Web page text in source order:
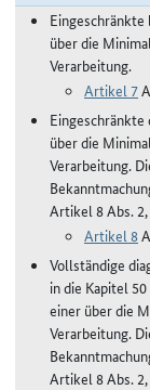
über die
Verarbeitung.
Artikel 7
über die
Verarbeitung.
Artikel 8 Abs.
Artikel 8
Vollständige
in die Kapitel
einer über die
Verarbeitung.
Artikel 8 Abs.